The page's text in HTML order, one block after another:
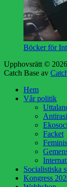
Böcker för
Upphovsrätt © 2026
Catch Base av
Hem
Vår politik
Facket
Socialistiska
Kongress